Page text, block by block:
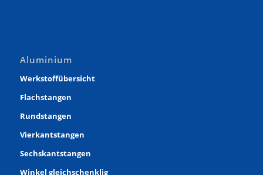
Aluminium
Werkstoffübersicht
Flachstangen
Rundstangen
Vierkantstangen
Sechskantstangen
Winkel gleichschenklig